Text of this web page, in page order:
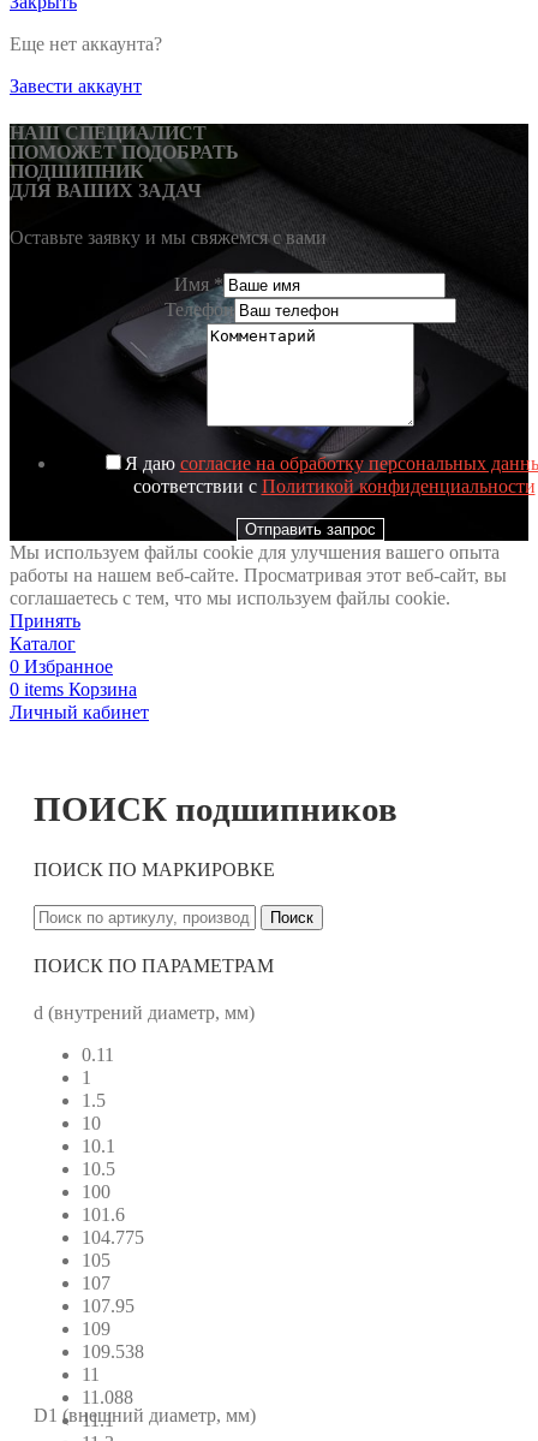
Еще нет аккаунта?
Завести аккаунт
НАШ СПЕЦИАЛИСТ
ПОМОЖЕТ ПОДОБРАТЬ
ПОДШИПНИК
ДЛЯ ВАШИХ ЗАДАЧ
Оставьте заявку и мы свяжемся с вами
Имя*
Телефон
Я даю согласие на обработку персональных
соответствии с Политикой конфиденциальности
Отправить запрос
Мы используем файлы cookie для улучшения вашего опыта
работы на нашем веб-сайте. Просматривая этот веб-сайт, вы
соглашаетесь с тем, что мы используем файлы cookie.
Принять
Каталог
0 Избранное
0 items Корзина
Личный кабинет
ПОИСК подшипников
ПОИСК ПО МАРКИРОВКЕ
Поиск
ПОИСК ПО ПАРАМЕТРАМ
d (внутрений диаметр, мм)
0.11
1
1.5
10
10.1
10.5
100
101.6
104.775
105
107
107.95
109
109.538
11
11.088
11.1
D1 (внешний диаметр, мм)